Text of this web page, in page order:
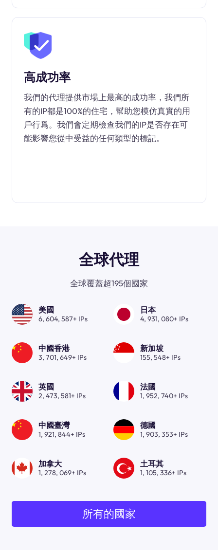
高成功率
我們的代理提供市場上最高的成功率，我們所
有的IP都是100%的住宅，幫助您模仿真實的用
戶行爲。我們會定期檢查我們的IP是否存在可
能影響您從中受益的任何類型的標記。
全球代理
全球覆蓋超195個國家
美國
6, 604, 587+ IPs
日本
4, 931, 080+ IPs
中國香港
3, 701, 649+ IPs
新加坡
155, 548+ IPs
英國
2, 473, 581+ IPs
法國
1, 952, 740+ IPs
中國臺灣
1, 921, 844+ IPs
德國
1, 903, 353+ IPs
加拿大
1, 278, 069+ IPs
土耳其
1, 105, 336+ IPs
所有的國家